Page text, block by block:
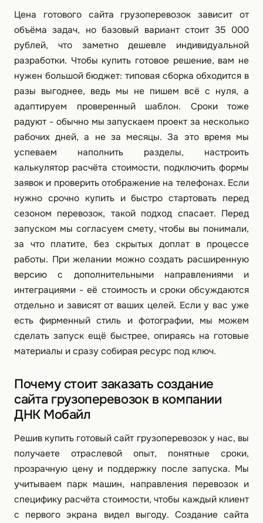
Цена готового сайта грузоперевозок зависит от
объёма задач, но базовый вариант стоит 35 000
рублей, что заметно дешевле индивидуальной
разработки. Чтобы купить готовое решение, вам не
нужен большой бюджет: типовая сборка обходится в
разы выгоднее, ведь мы не пишем всё с нуля, а
адаптируем проверенный шаблон. Сроки тоже
радуют - обычно мы запускаем проект за несколько
рабочих дней, а не за месяцы. За это время мы
успеваем наполнить разделы, настроить
калькулятор расчёта стоимости, подключить формы
заявок и проверить отображение на телефонах. Если
нужно срочно купить и быстро стартовать перед
сезоном перевозок, такой подход спасает. Перед
запуском мы согласуем смету, чтобы вы понимали,
за что платите, без скрытых доплат в процессе
работы. При желании можно создать расширенную
версию с дополнительными направлениями и
интеграциями - её стоимость и сроки обсуждаются
отдельно и зависят от ваших целей. Если у вас уже
есть фирменный стиль и фотографии, мы можем
сделать запуск ещё быстрее, опираясь на готовые
материалы и сразу собирая ресурс под ключ.
Почему стоит заказать создание
сайта грузоперевозок в компании
ДНК Мобайл
Решив купить готовый сайт грузоперевозок у нас, вы
получаете отраслевой опыт, понятные сроки,
прозрачную цену и поддержку после запуска. Мы
учитываем парк машин, направления перевозок и
специфику расчёта стоимости, чтобы каждый клиент
с первого экрана видел выгоду. Создание сайта